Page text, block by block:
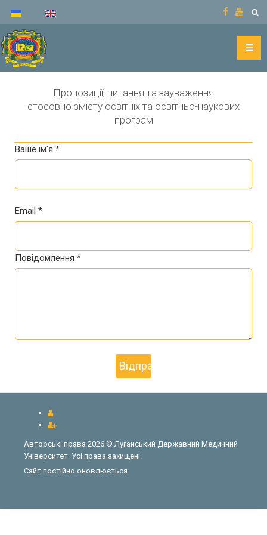
Пропозиції, питання та зауваження
стосовно змісту освітніх та освітньо-наукових
програм
Ваше ім'я *
Email *
Повідомлення *
Авторські права 2026 © Луганський Державний Медичний
Університет. Усі права захищені.
Сайт постійно оновлюється